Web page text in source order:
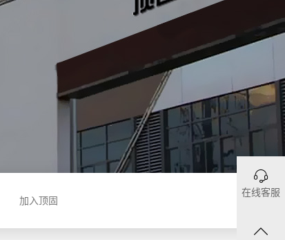
加入顶固
在线客服